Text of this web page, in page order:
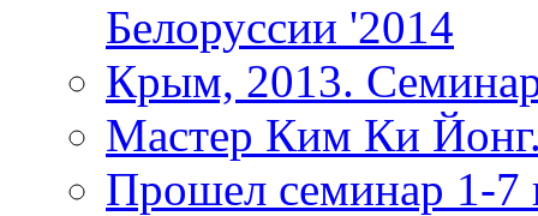
Белоруссии '2014
Крым, 2013.
Мастер Ким Ки
Прошел семинар 1-7